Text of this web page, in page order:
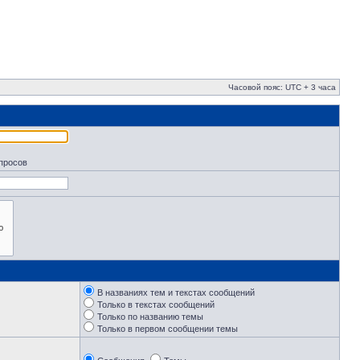
Часовой пояс: UTC + 3 часа
В названиях тем и текстах сообщений
Только в текстах сообщений
Только по названию темы
Только в первом сообщении темы